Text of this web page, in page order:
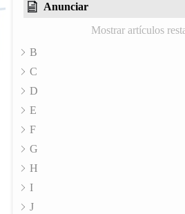
Anunciar
Mostrar artículos
B
C
D
E
F
G
H
I
J